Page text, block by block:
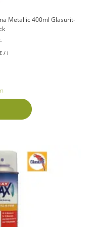
Metallic 400ml Glasurit-
/ l